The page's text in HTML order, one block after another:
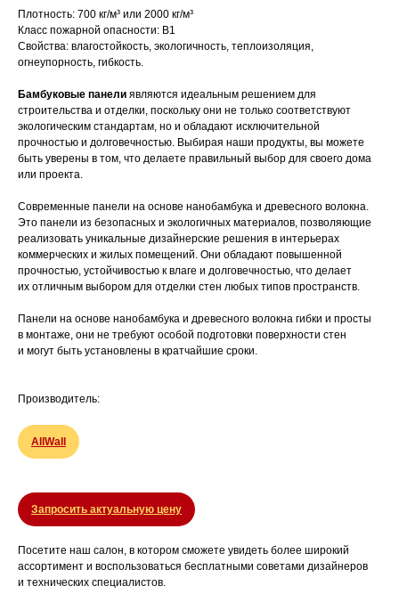
Плотность: 700 кг/м³ или 2000 кг/м³
Класс пожарной опасности: B1
Свойства: влагостойкость, экологичность, теплоизоляция,
огнеупорность, гибкость.
Бамбуковые панели являются идеальным решением для
строительства и отделки, поскольку они не только соответствуют
экологическим стандартам, но и обладают исключительной
прочностью и долговечностью. Выбирая наши продукты, вы можете
быть уверены в том, что делаете правильный выбор для своего дома
или проекта.
Современные панели на основе нанобамбука и древесного волокна.
Это панели из безопасных и экологичных материалов, позволяющие
реализовать уникальные дизайнерские решения в интерьерах
коммерческих и жилых помещений. Они обладают повышенной
прочностью, устойчивостью к влаге и долговечностью, что делает
их отличным выбором для отделки стен любых типов пространств.
Панели на основе нанобамбука и древесного волокна гибки и просты
в монтаже, они не требуют особой подготовки поверхности стен
и могут быть установлены в кратчайшие сроки.
Производитель:
AllWall
Запросить актуальную цену
Посетите наш салон, в котором сможете увидеть более широкий
ассортимент и воспользоваться бесплатными советами дизайнеров
и технических специалистов.